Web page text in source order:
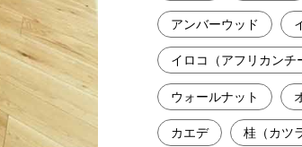
アンバーウッド
イロコ（アフリカンチ
ウォールナット
カエデ 桂（カツ